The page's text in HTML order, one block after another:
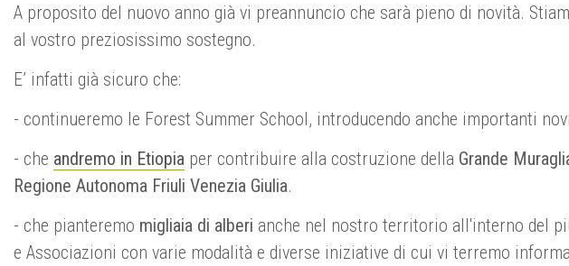
A proposito del nuovo anno già vi preannuncio che sarà pieno di novità.
al vostro preziosissimo sostegno.
E’ infatti già sicuro che:
- continueremo le Forest Summer School, introducendo anche importanti
- che andremo in Etiopia per contribuire alla costruzione della Grande
Regione Autonoma Friuli Venezia Giulia.
- che pianteremo migliaia di alberi anche nel nostro territorio all'interno del
e Associazioni con varie modalità e diverse iniziative di cui vi terremo